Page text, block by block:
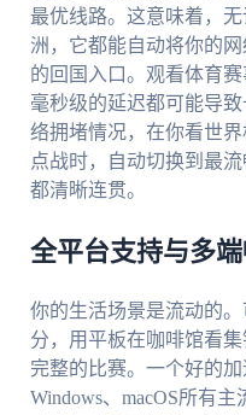
最优线路。这意味着，
洲，它都能自动将你的
的回国入口。观看体育
毫秒级的延迟都可能导
络拥堵情况，在你看世
点战时，自动切换到最
都清晰连贯。
全平台支持与多
你的生活场景是流动的
分，用平板在咖啡馆看
完整的比赛。一个好的加
Windows、macOS所有